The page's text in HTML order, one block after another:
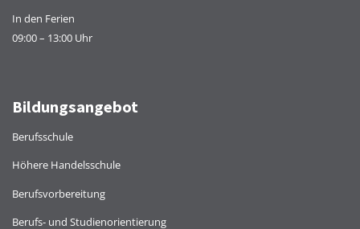
In den Ferien
09:00 – 13:00 Uhr
Bildungsangebot
Berufsschule
Höhere Handelsschule
Berufsvorbereitung
Berufs- und Studienorientierung